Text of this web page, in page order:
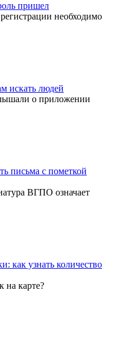
пришел
необходимо
искать людей
о приложении
письма с пометкой
ВГПО означает
как узнать количество
на карте?